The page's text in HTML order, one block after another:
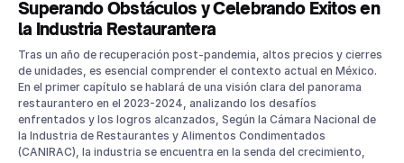
Superando Obstáculos y Celebrando Éxitos en
la Industria Restaurantera
Tras un año de recuperación post-pandemia, altos precios y cierres
de unidades, es esencial comprender el contexto actual en México.
En el primer capítulo se hablará de una visión clara del panorama
restaurantero en el 2023-2024, analizando los desafíos
enfrentados y los logros alcanzados, Según la Cámara Nacional de
la Industria de Restaurantes y Alimentos Condimentados
(CANIRAC), la industria se encuentra en la senda del crecimiento,